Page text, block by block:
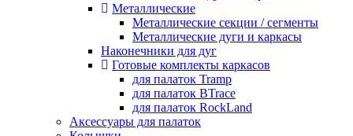
Металлические
Металлические секции / сегменты
Металлические дуги и каркасы
Наконечники для дуг
Готовые комплекты каркасов
для палаток Tramp
для палаток BTrace
для палаток RockLand
Аксессуары для палаток